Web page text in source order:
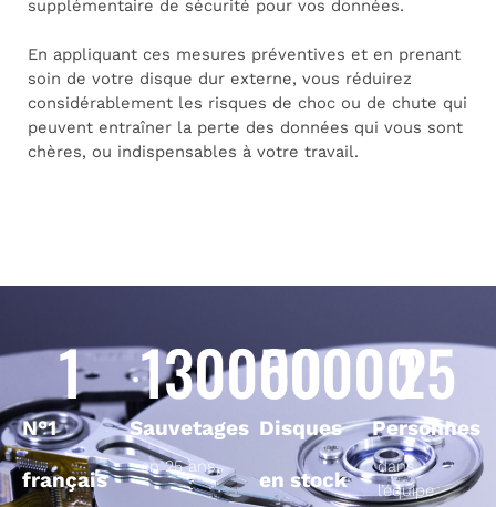
supplémentaire de sécurité pour vos données.
En appliquant ces mesures préventives et en prenant
soin de votre disque dur externe, vous réduirez
considérablement les risques de choc ou de chute qui
peuvent entraîner la perte des données qui vous sont
chères, ou indispensables à votre travail.
N°1
français
1
Sauvetages
130000
en 25 ans
Disques
en stock
50000
Personnes
25
dans
l’équipe